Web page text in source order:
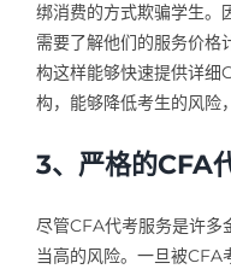
绑消费的方式欺骗学生。
需要了解他们的服务价
构这样能够快速提供详细
构，能够降低考生的风险
3、严格的CFA
尽管CFA代考服务是许多
当高的风险。一旦被